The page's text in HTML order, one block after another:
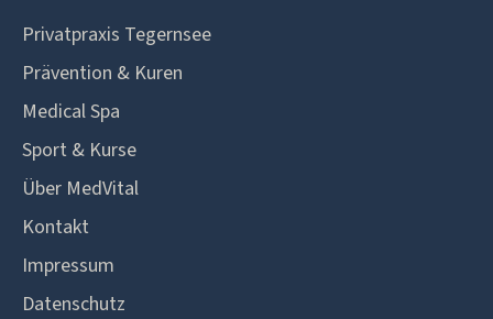
Privatpraxis Tegernsee
Prävention & Kuren
Medical Spa
Sport & Kurse
Über MedVital
Kontakt
Impressum
Datenschutz